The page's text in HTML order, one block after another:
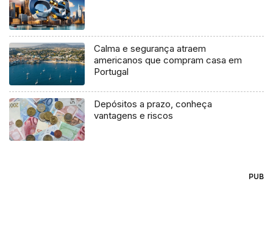
Calma e segurança atraem
americanos que compram casa em
Portugal
Depósitos a prazo, conheça
vantagens e riscos
PUB